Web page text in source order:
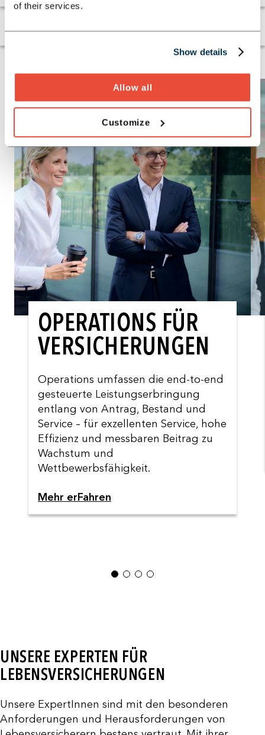
of their services.
Show details
Allow all
Customize
OPERATIONS FÜR
VERSICHERUNGEN
Operations umfassen die end-to-end
gesteuerte Leistungserbringung
entlang von Antrag, Bestand und
Service – für exzellenten Service, hohe
Effizienz und messbaren Beitrag zu
Wachstum und
Wettbewerbsfähigkeit.
Mehr erFahren
1 2 3 4
UNSERE EXPERTEN FÜR
LEBENSVERSICHERUNGEN
Unsere ExpertInnen sind mit den besonderen
Anforderungen und Herausforderungen von